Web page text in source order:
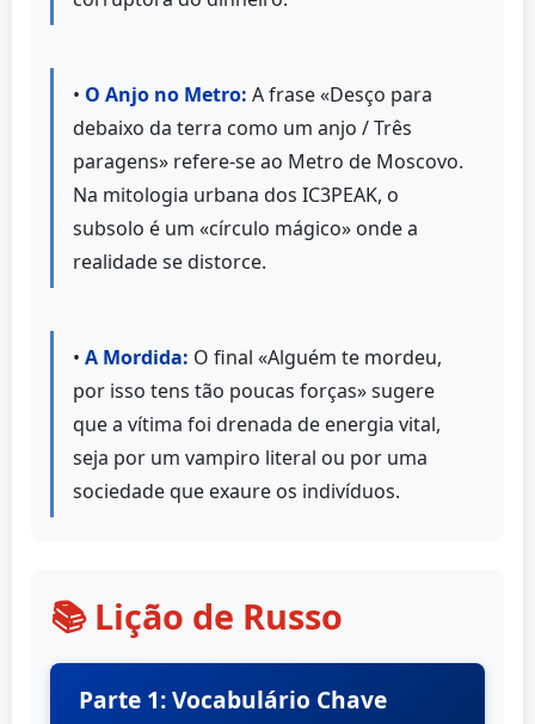
• O Anjo no Metro: A frase «Desço para
debaixo da terra como um anjo / Três
paragens» refere-se ao Metro de Moscovo.
Na mitologia urbana dos IC3PEAK, o
subsolo é um «círculo mágico» onde a
realidade se distorce.
• A Mordida: O final «Alguém te mordeu,
por isso tens tão poucas forças» sugere
que a vítima foi drenada de energia vital,
seja por um vampiro literal ou por uma
sociedade que exaure os indivíduos.
📚 Lição de Russo
Parte 1: Vocabulário Chave